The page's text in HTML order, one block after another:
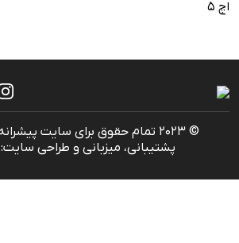
© 2023 تمام حقوق برای سایت پیشرانه محفوظ است.
پشتیبانی، میزبانی و طراحی سایت: